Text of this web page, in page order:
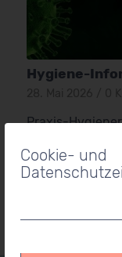
Cookie- und
Hygiene-
Praxis-